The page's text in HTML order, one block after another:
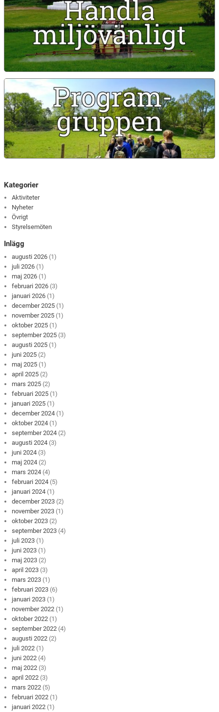
Kategorier
Aktiviteter
Nyheter
Övrigt
Styrelsemöten
Inlägg
augusti 2026 (1)
juli 2026 (1)
maj 2026 (1)
februari 2026 (3)
januari 2026 (1)
december 2025 (1)
november 2025 (1)
oktober 2025 (1)
september 2025 (3)
augusti 2025 (1)
juni 2025 (2)
maj 2025 (1)
april 2025 (2)
mars 2025 (2)
februari 2025 (1)
januari 2025 (1)
december 2024 (1)
oktober 2024 (1)
september 2024 (2)
augusti 2024 (3)
juni 2024 (3)
maj 2024 (2)
mars 2024 (4)
februari 2024 (5)
januari 2024 (1)
december 2023 (2)
november 2023 (1)
oktober 2023 (2)
september 2023 (4)
juli 2023 (1)
juni 2023 (1)
maj 2023 (2)
april 2023 (3)
mars 2023 (1)
februari 2023 (6)
januari 2023 (1)
november 2022 (1)
oktober 2022 (1)
september 2022 (4)
augusti 2022 (2)
juli 2022 (1)
juni 2022 (4)
maj 2022 (3)
april 2022 (3)
mars 2022 (5)
februari 2022 (1)
januari 2022 (1)